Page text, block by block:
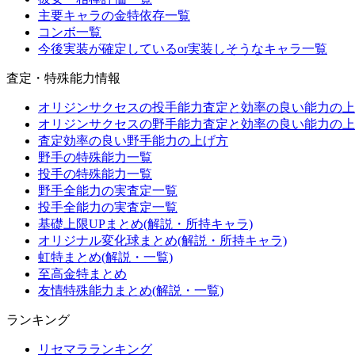
主要キャラの金特依存一覧
コンボ一覧
今後実装が確定しているor実装しそうなキャラ一覧
査定・特殊能力情報
オリジンサクセスの投手能力査定と効率の良い能力の
オリジンサクセスの野手能力査定と効率の良い能力の
査定効率の良い野手能力の上げ方
野手の特殊能力一覧
投手の特殊能力一覧
野手全能力の実査定一覧
投手全能力の実査定一覧
基礎上限UPまとめ(解説・所持キャラ)
オリジナル変化球まとめ(解説・所持キャラ)
虹特まとめ(解説・一覧)
至高金特まとめ
友情特殊能力まとめ(解説・一覧)
ランキング
リセマラランキング